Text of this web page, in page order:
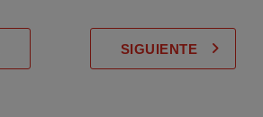
SIGUIENTE